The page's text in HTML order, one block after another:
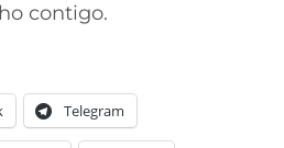
contigo.
Telegram